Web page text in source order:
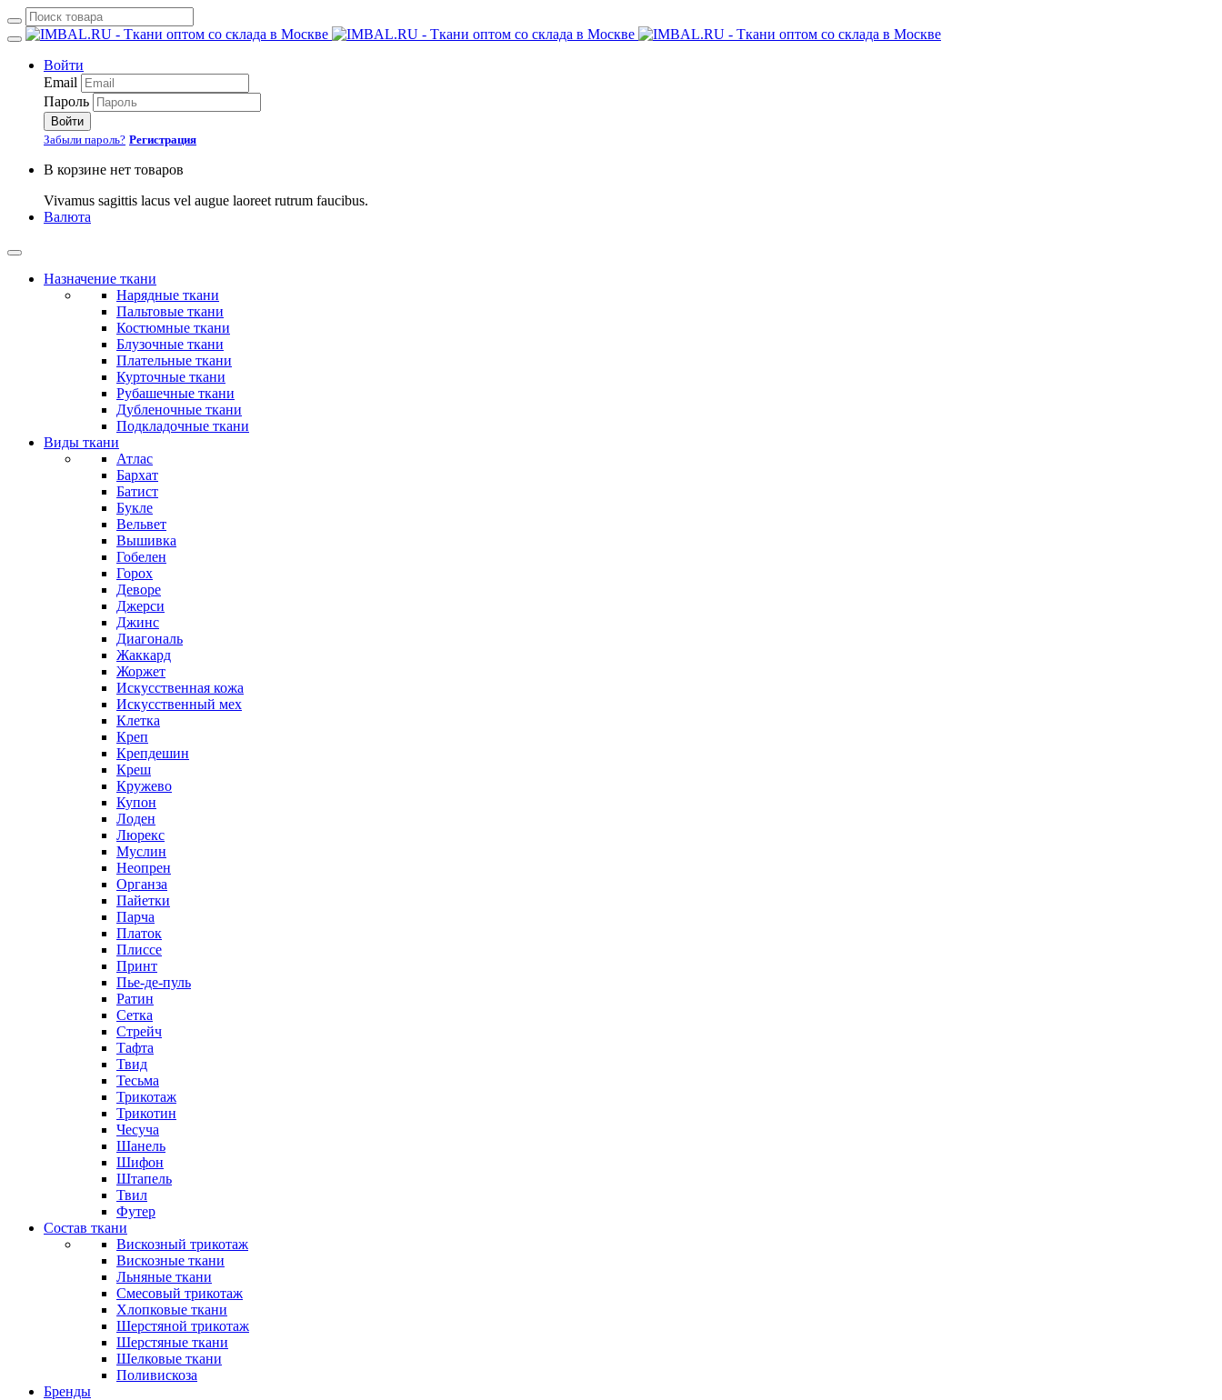
Войти
Email
Пароль
Войти
Забыли пароль? Регистрация
В корзине нет товаров
Vivamus sagittis lacus vel augue laoreet rutrum faucibus.
Валюта
Назначение ткани
Нарядные ткани
Пальтовые ткани
Костюмные ткани
Блузочные ткани
Плательные ткани
Курточные ткани
Рубашечные ткани
Дубленочные ткани
Подкладочные ткани
Виды ткани
Атлас
Бархат
Батист
Букле
Вельвет
Вышивка
Гобелен
Горох
Деворе
Джерси
Джинс
Диагональ
Жаккард
Жоржет
Искусственная кожа
Искусственный мех
Клетка
Креп
Крепдешин
Креш
Кружево
Купон
Лоден
Люрекс
Муслин
Неопрен
Органза
Пайетки
Парча
Платок
Плиссе
Принт
Пье-де-пуль
Ратин
Сетка
Стрейч
Тафта
Твид
Тесьма
Трикотаж
Трикотин
Чесуча
Шанель
Шифон
Штапель
Твил
Футер
Состав ткани
Вискозный трикотаж
Вискозные ткани
Льняные ткани
Смесовый трикотаж
Хлопковые ткани
Шерстяной трикотаж
Шерстяные ткани
Шелковые ткани
Поливискоза
Бренды